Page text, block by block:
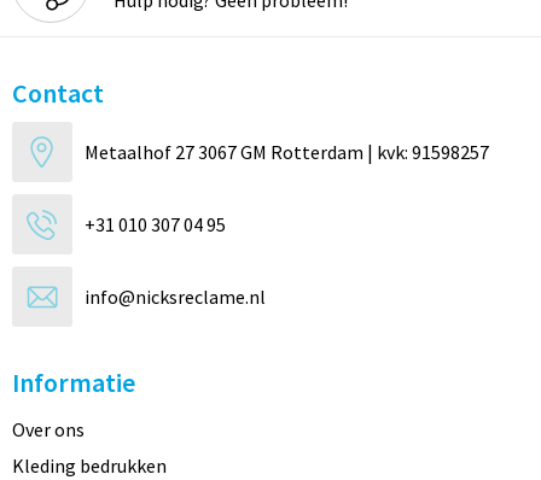
Contact
Metaalhof 27 3067 GM Rotterdam | kvk: 91598257
+31 010 307 04 95
info@nicksreclame.nl
Informatie
Over ons
Kleding bedrukken